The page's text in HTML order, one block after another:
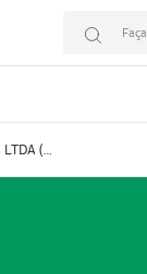
Prestador Decordis Exames Cardiológicos LTDA (51004346-0)